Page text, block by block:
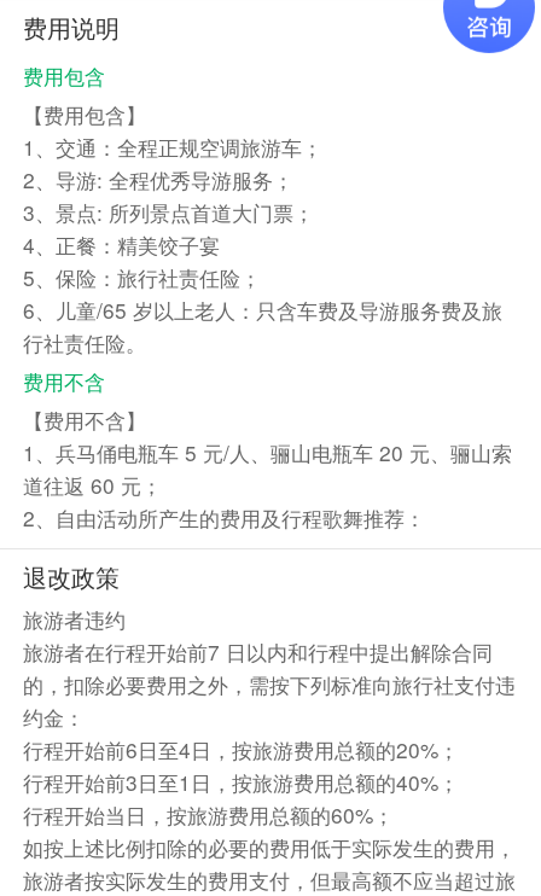
费用说明
费用包含
【费用包含】
1、交通：全程正规空调旅游车；
2、导游: 全程优秀导游服务；
3、景点: 所列景点首道大门票；
4、正餐：精美饺子宴
5、保险：旅行社责任险；
6、儿童/65 岁以上老人：只含车费及导游服务费及旅
行社责任险。
费用不含
【费用不含】
1、兵马俑电瓶车 5 元/人、骊山电瓶车 20 元、骊山索
道往返 60 元；
2、自由活动所产生的费用及行程歌舞推荐：
退改政策
旅游者违约
旅游者在行程开始前7 日以内和行程中提出解除合同
的，扣除必要费用之外，需按下列标准向旅行社支付违
约金：
行程开始前6日至4日，按旅游费用总额的20%；
行程开始前3日至1日，按旅游费用总额的40%；
行程开始当日，按旅游费用总额的60%；
如按上述比例扣除的必要的费用低于实际发生的费用，
旅游者按实际发生的费用支付，但最高额不应当超过旅